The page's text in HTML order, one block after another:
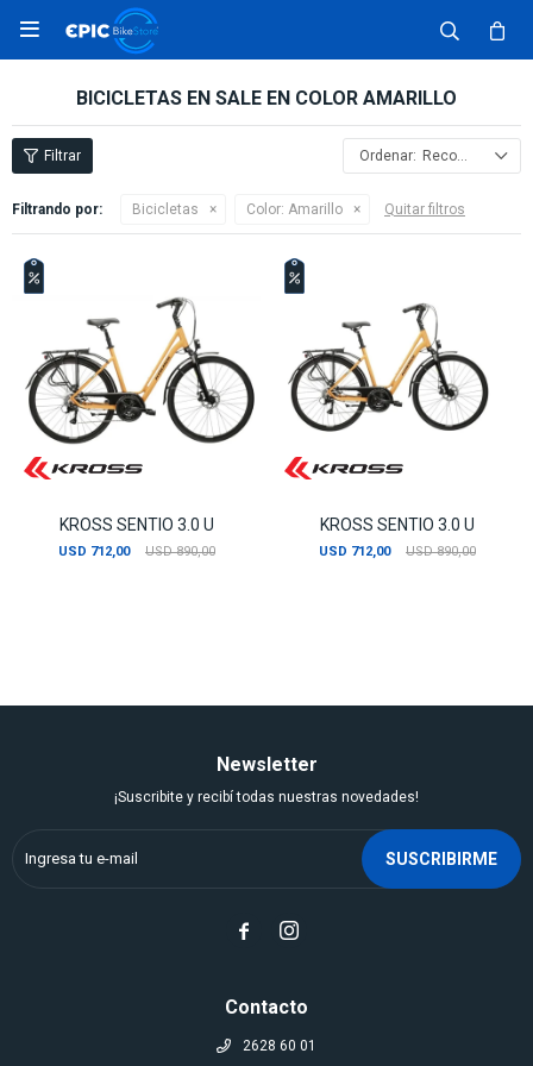

BICICLETAS EN SALE EN COLOR AMARILLO
Recomendados
Filtrando por: Bicicletas Color: Amarillo Quitar filtros
KROSS SENTIO 3.0 U
USD 712,00 USD 890,00
KROSS SENTIO 3.0 U
USD 712,00 USD 890,00
Contacto
2628 60 01
Newsletter
¡Suscribite y recibí todas nuestras novedades!
SUSCRIBIRME
 